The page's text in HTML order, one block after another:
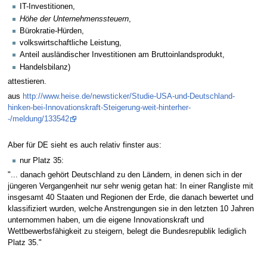
IT-Investitionen,
Höhe der Unternehmenssteuern
Bürokratie-Hürden,
volkswirtschaftliche Leistung,
Anteil ausländischer Investitionen am Bruttoinlandsprodukt,
Handelsbilanz)
attestieren.
aus http://www.heise.de/newsticker/Studie-USA-und-Deutschland-
hinken-bei-Innovationskraft-Steigerung-weit-hinterher-
-/meldung/133542
Aber für DE sieht es auch relativ finster aus:
nur Platz 35:
"... danach gehört Deutschland zu den Ländern, in denen sich in der
jüngeren Vergangenheit nur sehr wenig getan hat: In einer Rangliste mit
insgesamt 40 Staaten und Regionen der Erde, die danach bewertet und
klassifiziert wurden, welche Anstrengungen sie in den letzten 10 Jahren
unternommen haben, um die eigene Innovationskraft und
Wettbewerbsfähigkeit zu steigern, belegt die Bundesrepublik lediglich
Platz 35."